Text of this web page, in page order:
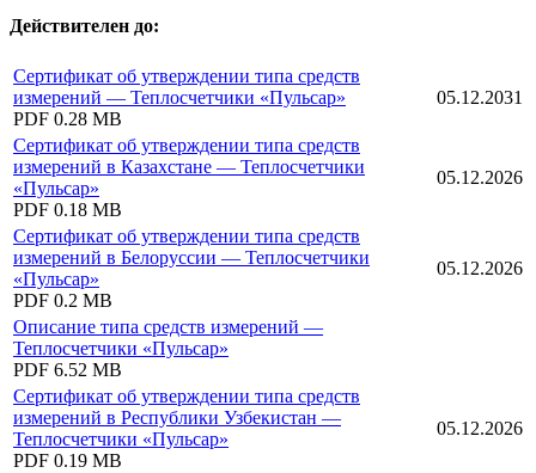
Действителен до:
Сертификат об утверждении типа средств
измерений — Теплосчетчики «Пульсар»
PDF 0.28 MB
05.12.2031
Сертификат об утверждении типа средств
измерений в Казахстане — Теплосчетчики
«Пульсар»
PDF 0.18 MB
05.12.2026
Сертификат об утверждении типа средств
измерений в Белоруссии — Теплосчетчики
«Пульсар»
PDF 0.2 MB
05.12.2026
Описание типа средств измерений —
Теплосчетчики «Пульсар»
PDF 6.52 MB
Сертификат об утверждении типа средств
измерений в Республики Узбекистан —
Теплосчетчики «Пульсар»
PDF 0.19 MB
05.12.2026